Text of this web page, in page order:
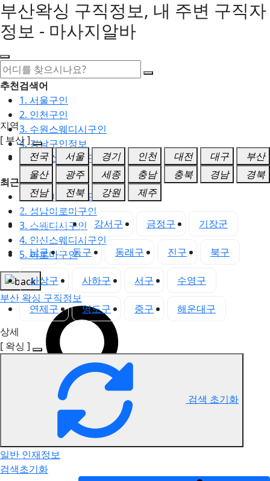
부산왁싱 구직정보, 내 주변 구직자
정보 - 마사지알바
추천검색어
1. 서울구인
2. 인천구인
3. 수원스웨디시구인
4. 강남구인정보
5. 동탄스웨디시구인
최근검색어
1. 일산마사지구인
2. 성남아로마구인
3. 스웨디시구인
4. 안산스웨디시구인
5. 아로마구인
부산 왁싱 구직정보
지역
[ 부산 ]
전국
서울 경기 인천 대전 대구
부산
울산
광주 세종 충남 충북 경남
경북
전남
전북 강원 제주
부산 전체 강서구 금정구 기장군
남구 동구 동래구 진구 북구
사상구 사하구 서구 수영구
연제구 영도구 중구
해운대구
상세
[ 왁싱 ]
검색 초기화
일반 인재정보
검색초기화